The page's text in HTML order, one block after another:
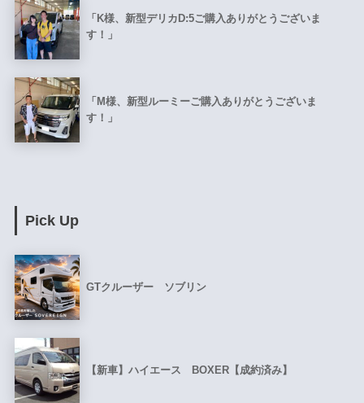
「K様、新型デリカD:5ご購入ありがとうございま
す！」
「M様、新型ルーミーご購入ありがとうございま
す！」
Pick Up
GTクルーザー ソブリン
【新車】ハイエース BOXER【成約済み】